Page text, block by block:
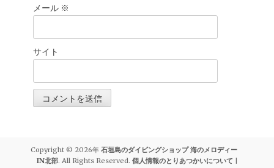
メール ※
サイト
Copyright © 2026年 石垣島のダイビングショップ 海のメロディー
IN北部. All Rights Reserved. 個人情報のとりあつかいについて |